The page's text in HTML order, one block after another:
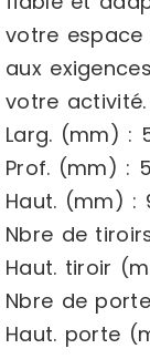
votre
aux
votre activité.
Larg. (mm) :
Prof. (mm) :
Haut. (mm) :
Nbre de
Haut. tiroir
Nbre de
Haut. porte